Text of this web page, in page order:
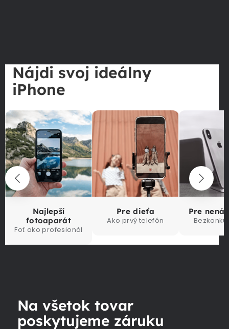
Nájdi svoj ideálny
iPhone
Najlepší
fotoaparát
Foť ako profesionál
Pre dieťa
Ako prvý telefón
Pre
Na všetok tovar
poskytujeme záruku